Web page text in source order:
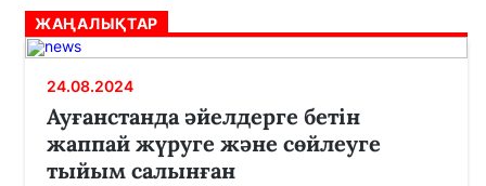
ЖАҢАЛЫҚТАР
24.08.2024
Ауғанстанда әйелдерге бетін
жаппай жүруге және сөйлеуге
тыйым салынған